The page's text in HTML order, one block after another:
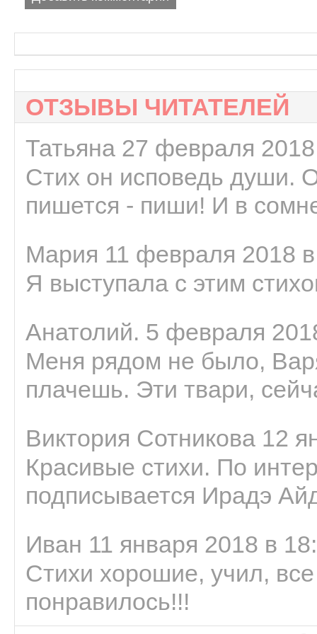
ОТЗЫВЫ ЧИТАТЕЛЕЙ
Татьяна 27 февраля
Стих он исповедь души.
пишется - пиши! И в
Мария 11 февраля 2018
Я выступала с этим
Анатолий. 5 февраля
Меня рядом не было,
плачешь. Эти твари,
Виктория Сотникова 12
Красивые стихи. По
подписывается Ирадэ
Иван 11 января 2018 в
Стихи хорошие, учил,
понравилось!!!